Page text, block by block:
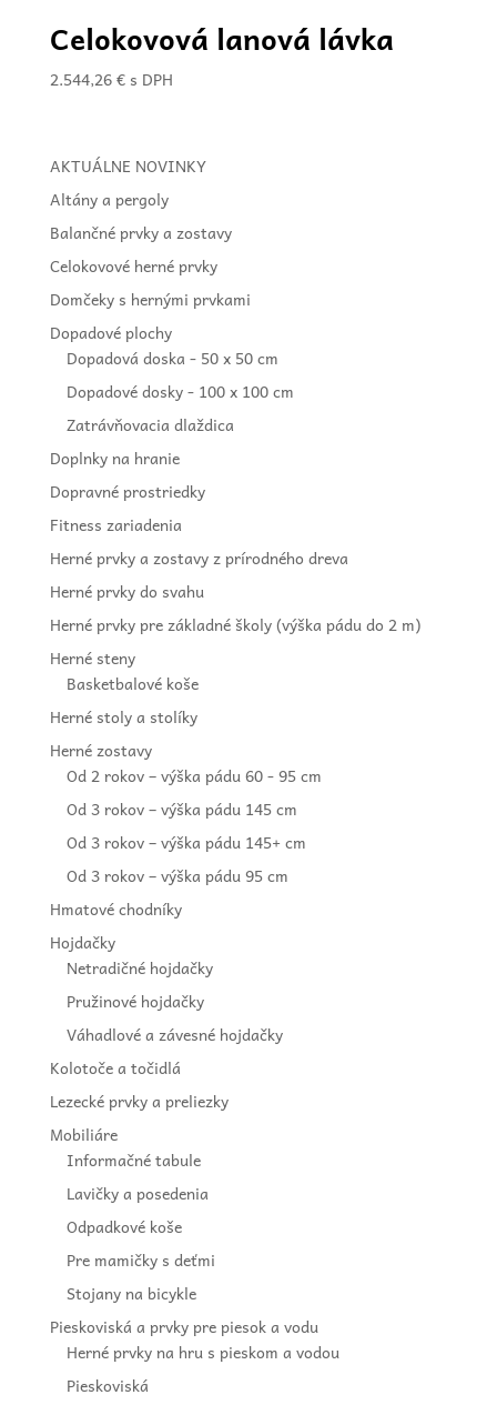
Celokovová lanová lávka
2.544,26€ s DPH
AKTUÁLNE NOVINKY
Altány a pergoly
Balančné prvky a zostavy
Celokovové herné prvky
Domčeky s hernými prvkami
Dopadové plochy
Dopadová doska - 50 x 50 cm
Dopadové dosky - 100 x 100 cm
Zatrávňovacia dlaždica
Doplnky na hranie
Dopravné prostriedky
Fitness zariadenia
Herné prvky a zostavy z prírodného dreva
Herné prvky do svahu
Herné prvky pre základné školy (výška pádu do 2 m)
Herné steny
Basketbalové koše
Herné stoly a stolíky
Herné zostavy
Od 2 rokov – výška pádu 60 - 95 cm
Od 3 rokov – výška pádu 145 cm
Od 3 rokov – výška pádu 145+ cm
Od 3 rokov – výška pádu 95 cm
Hmatové chodníky
Hojdačky
Netradičné hojdačky
Pružinové hojdačky
Váhadlové a závesné hojdačky
Kolotoče a točidlá
Lezecké prvky a preliezky
Mobiliáre
Informačné tabule
Lavičky a posedenia
Odpadkové koše
Pre mamičky s deťmi
Stojany na bicykle
Pieskoviská a prvky pre piesok a vodu
Herné prvky na hru s pieskom a vodou
Pieskoviská